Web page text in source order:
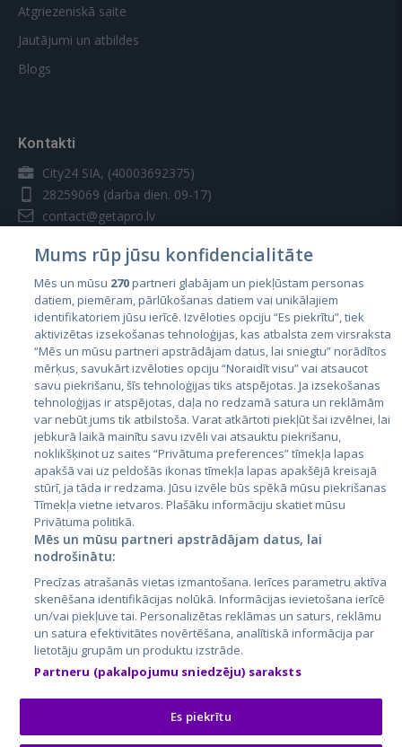
Atgriezeniskā saite
Jautājumi un atbildes
Blogs
Kontakti
City24 SIA, (40003692375)
28259069 (darba dien. 09-17)
contact@getapro.lv
Valstis
Igaunija
Latvija
Lietuva
City24.lv
City24.ee
GetaPro.lv
GetaPro.ee
Skelbiu.lt
Autoplius.lt
Aruodas.lt
CVbankas.lt
Kainos.lt
Paslaugos.lt
auto24.ee
Osta.ee
KuldneBörs.ee
Mums rūp jūsu konfidencialitāte
Mēs un mūsu 270partneri glabājam un piekļūstam personas
datiem, piemēram, pārlūkošanas datiem vai unikālajiem
identifikatoriem jūsu ierīcē. Izvēloties opciju “Es piekrītu”, tiek
aktivizētas izsekošanas tehnoloģijas, kas atbalsta zem virsraksta
“Mēs un mūsu partneri apstrādājam datus, lai sniegtu” norādītos
mērķus, savukārt izvēloties opciju “Noraidīt visu” vai atsaucot
savu piekrišanu, šīs tehnoloģijas tiks atspējotas. Ja izsekošanas
tehnoloģijas ir atspējotas, daļa no redzamā satura un reklāmām
var nebūt jums tik atbilstoša. Varat atkārtoti piekļūt šai izvēlnei, lai
jebkurā laikā mainītu savu izvēli vai atsauktu piekrišanu,
noklikšķinot uz saites “Privātuma preferences” tīmekļa lapas
apakšā vai uz peldošās ikonas tīmekļa lapas apakšējā kreisajā
stūrī, ja tāda ir redzama. Jūsu izvēle būs spēkā mūsu piekrišanas
Tīmekļa vietne ietvaros. Plašāku informāciju skatiet mūsu
Privātuma politikā.
Mēs un mūsu partneri apstrādājam datus, lai
nodrošinātu:
Precīzas atrašanās vietas izmantošana. Ierīces parametru aktīva
skenēšana identifikācijas nolūkā. Informācijas ievietošana ierīcē
un/vai piekļuve tai. Personalizētas reklāmas un saturs, reklāmu
un satura efektivitātes novērtēšana, analītiskā informācija par
lietotāju grupām un produktu izstrāde.
Partneru (pakalpojumu sniedzēju) saraksts
Es piekrītu